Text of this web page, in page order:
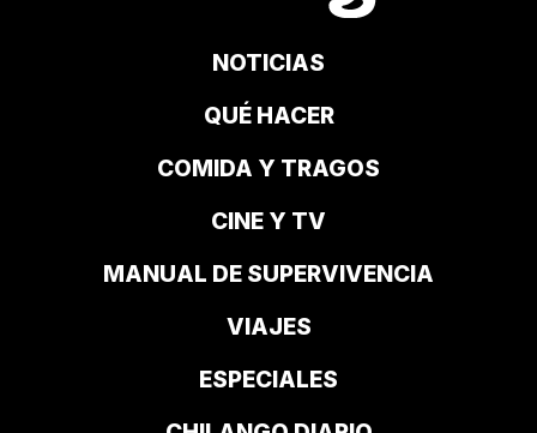
NOTICIAS
QUÉ HACER
COMIDA Y TRAGOS
CINE Y TV
MANUAL DE SUPERVIVENCIA
VIAJES
ESPECIALES